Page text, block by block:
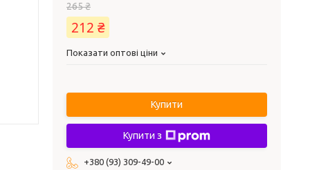
265 ₴
212 ₴
Показати оптові ціни
Купити
Купити з
+380 (93) 309-49-00